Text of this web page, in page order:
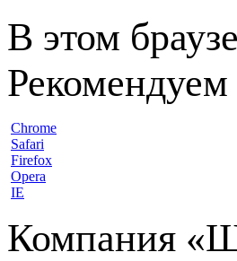
В этом
Chrome
Safari
Firefox
Opera
IE
Компания